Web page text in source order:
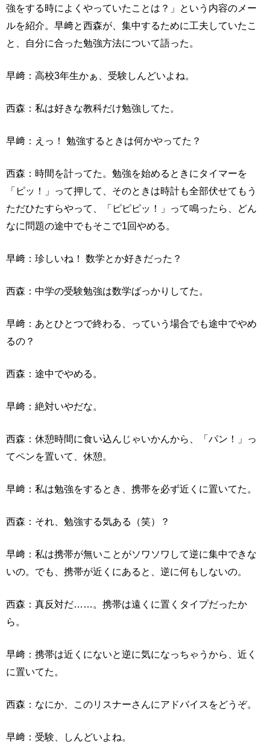
強をする時によくやっていたことは？」という内容のメー
ルを紹介。早﨑と西森が、集中するために工夫していたこ
と、自分に合った勉強方法について語った。
早﨑：高校3年生かぁ、受験しんどいよね。
西森：私は好きな教科だけ勉強してた。
早﨑：えっ！ 勉強するときは何かやってた？
西森：時間を計ってた。勉強を始めるときにタイマーを
「ピッ！」って押して、そのときは時計も全部伏せてもう
ただひたすらやって、「ピピピッ！」って鳴ったら、どん
なに問題の途中でもそこで1回やめる。
早﨑：珍しいね！ 数学とか好きだった？
西森：中学の受験勉強は数学ばっかりしてた。
早﨑：あとひとつで終わる、っていう場合でも途中でやめ
るの？
西森：途中でやめる。
早﨑：絶対いやだな。
西森：休憩時間に食い込んじゃいかんから、「パン！」っ
てペンを置いて、休憩。
早﨑：私は勉強をするとき、携帯を必ず近くに置いてた。
西森：それ、勉強する気ある（笑）？
早﨑：私は携帯が無いことがソワソワして逆に集中できな
いの。でも、携帯が近くにあると、逆に何もしないの。
西森：真反対だ……。携帯は遠くに置くタイプだったか
ら。
早﨑：携帯は近くにないと逆に気になっちゃうから、近く
に置いてた。
西森：なにか、このリスナーさんにアドバイスをどうぞ。
早﨑：受験、しんどいよね。